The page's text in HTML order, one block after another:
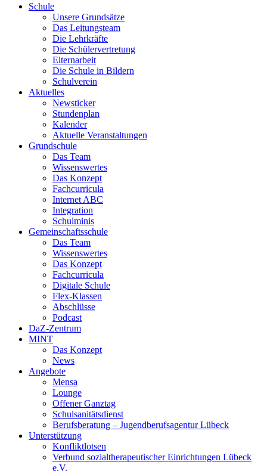
Schule
Unsere Grundsätze
Das Leitungsteam
Die Lehrkräfte
Die Schülervertretung
Elternarbeit
Die Schule in Bildern
Schulverein
Aktuelles
Newsticker
Stundenplan
Kalender
Aktuelle Veranstaltungen
Grundschule
Das Team
Wissenswertes
Das Konzept
Fachcurricula
Internet ABC
Integration
Schulminis
Gemeinschaftsschule
Das Team
Wissenswertes
Das Konzept
Fachcurricula
Digitale Schule
Flex-Klassen
Abschlüsse
Podcast
DaZ-Zentrum
MINT
Das Konzept
News
Angebote
Mensa
Lounge
Offener Ganztag
Schulsanitätsdienst
Berufsberatung – Jugendberufsagentur Lübeck
Unterstützung
Konfliktlotsen
Verbund sozialtherapeutischer Einrichtungen Lübeck
e.V.